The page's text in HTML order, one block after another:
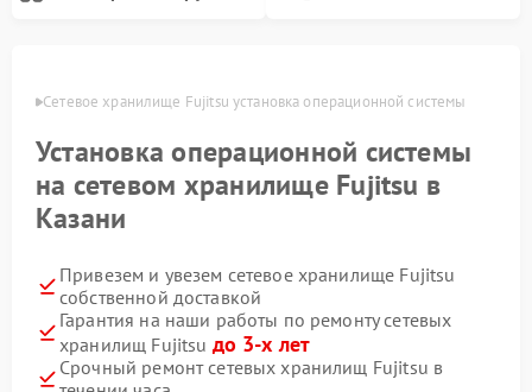
Сетевое хранилище Fujitsu установка операционной системы
Установка операционной системы
на сетевом хранилище Fujitsu в
Казани
Привезем и увезем сетевое хранилище Fujitsu
собственной доставкой
Гарантия на наши работы по ремонту сетевых
хранилищ Fujitsu до 3-х лет
Срочный ремонт сетевых хранилищ Fujitsu в